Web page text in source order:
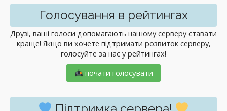
Голосування в рейтингах
Друзі, ваші голоси допомагають нашому серверу ставати
краще! Якщо ви хочете підтримати розвиток серверу,
голосуйте за нас у рейтингах!
почати голосувати